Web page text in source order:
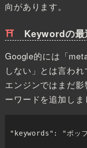
向があります。
Keywordの最
Google的には「
しない」とは言わ
エンジンではまだ
ーワードを追加しま
"keywords": "ポッ